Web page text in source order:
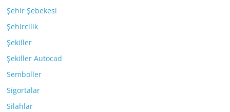
Şehir Şebekesi
Şehircilik
Şekiller
Şekiller Autocad
Semboller
Sigortalar
Silahlar